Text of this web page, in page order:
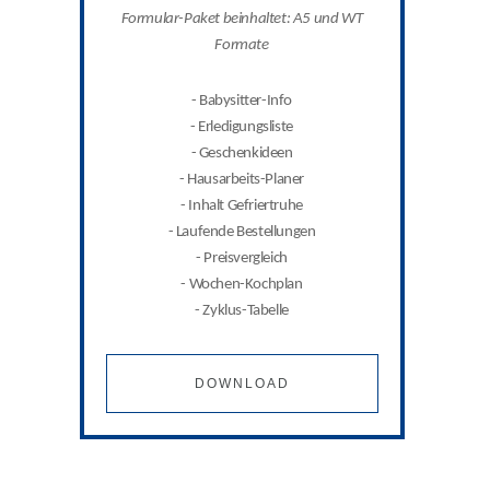
Formular-Paket beinhaltet: A5 und WT
Formate
- Babysitter-Info
- Erledigungsliste
- Geschenkideen
- Hausarbeits-Planer
- Inhalt Gefriertruhe
- Laufende Bestellungen
- Preisvergleich
- Wochen-Kochplan
- Zyklus-Tabelle
DOWNLOAD